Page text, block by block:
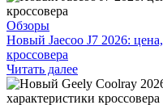
Обзоры
Новый Jaecoo J7 2026:
кроссовера
Читать далее